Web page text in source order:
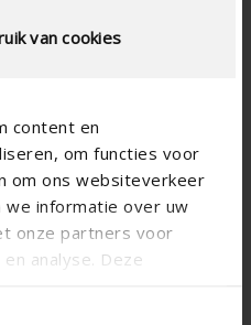
van cookies
content en
om functies voor
om ons websiteverkeer
we informatie over uw
onze partners voor
analyse. Deze
ze heeft verstrekt of